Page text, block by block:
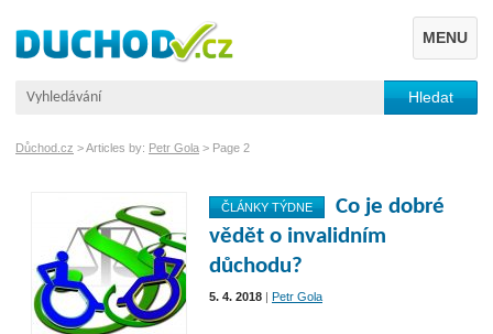
MENU
Důchod.cz > Articles by: Petr Gola > Page 2
ČLÁNKY TÝDNE
Co je dobré
vědět o invalidním
důchodu?
5. 4. 2018 Petr Gola